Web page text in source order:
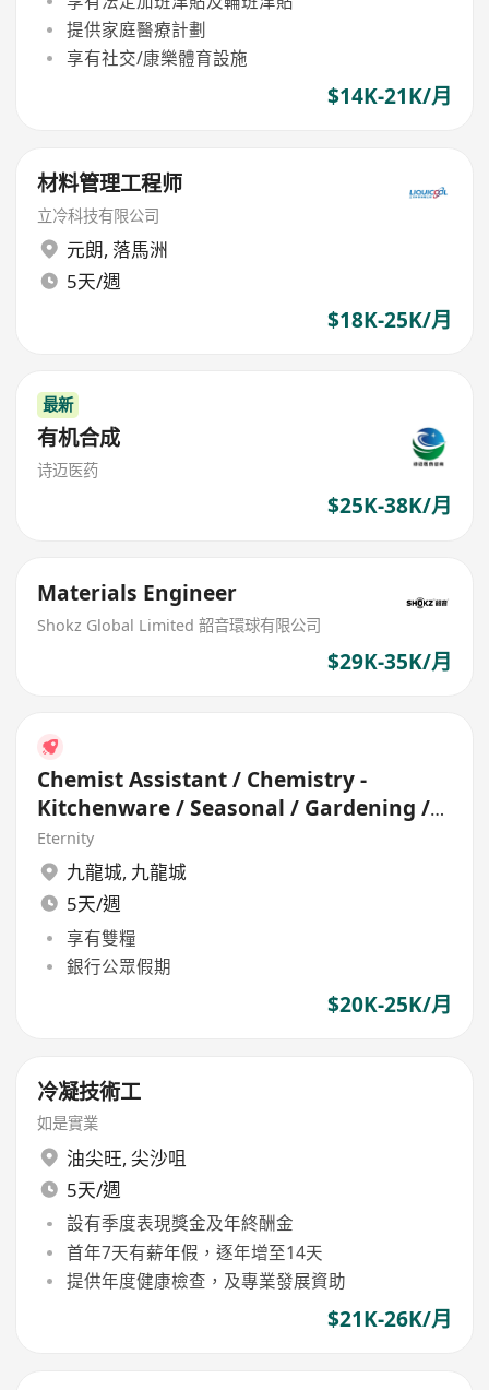
提供家庭醫療計劃
享有社交/康樂體育設施
$14K-21K/月
材料管理工程师
立冷科技有限公司
元朗, 落馬洲
5天/週
$18K-25K/月
最新
有机合成
诗迈医药
$25K-38K/月
Materials Engineer
Shokz Global Limited 韶音環球有限公司
$29K-35K/月
Chemist Assistant / Chemistry -
Kitchenware / Seasonal / Gardening /
Hardgoods
Eternity
九龍城, 九龍城
5天/週
享有雙糧
銀行公眾假期
$20K-25K/月
冷凝技術工
如是實業
油尖旺, 尖沙咀
5天/週
設有季度表現獎金及年終酬金
首年7天有薪年假，逐年增至14天
提供年度健康檢查，及專業發展資助
$21K-26K/月